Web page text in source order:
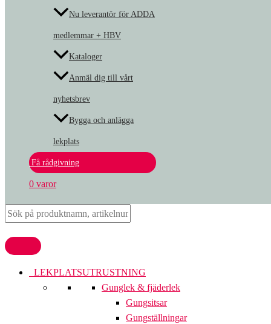
Nu leverantör för ADDA
medlemmar + HBV
Kataloger
Anmäl dig till vårt
nyhetsbrev
Bygga och anlägga
lekplats
Få rådgivning
0 varor
LEKPLATSUTRUSTNING
Gunglek & fjäderlek
Gungsitsar
Gungställningar